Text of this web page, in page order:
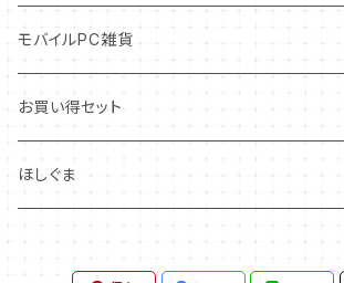
モバイルPC雑貨
お買い得セット
ほしぐま